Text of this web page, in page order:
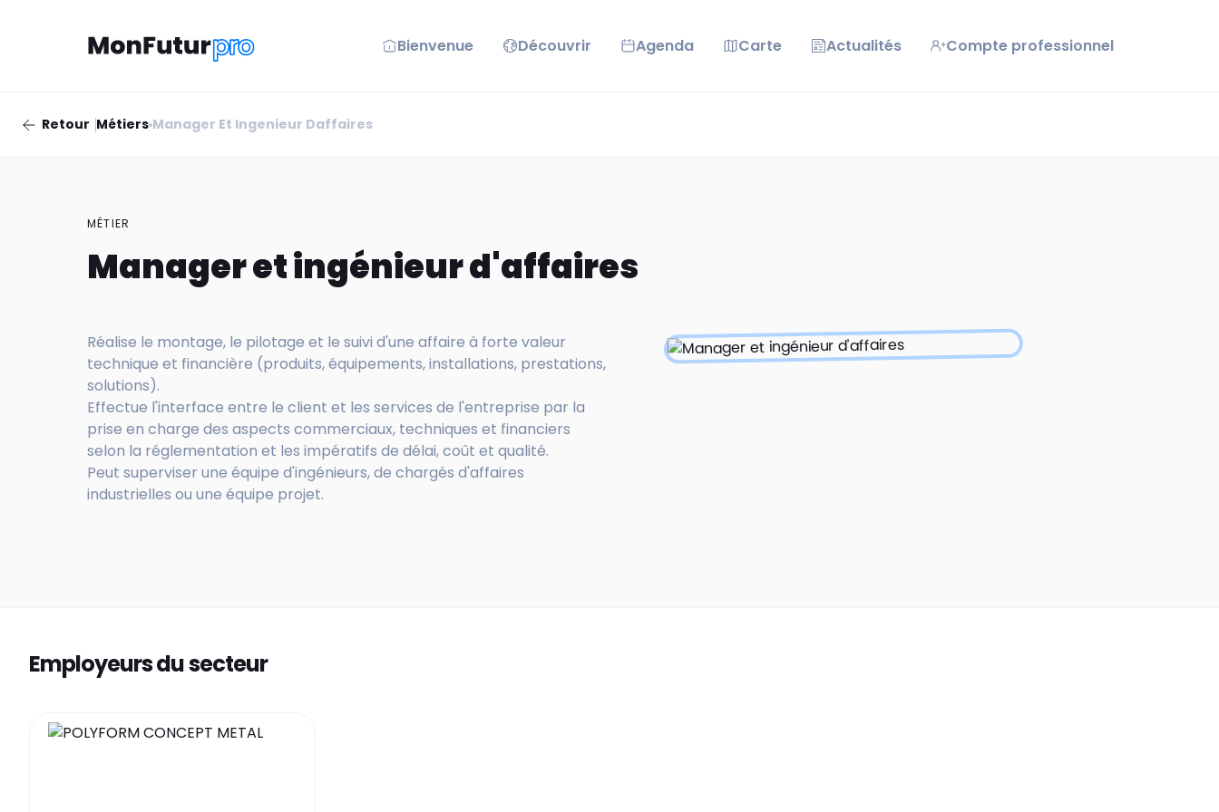
Bienvenue Découvrir Agenda Carte Actualités Compte professionnel
Retour Métiers Manager Et Ingenieur Daffaires
MÉTIER
Manager et ingénieur d'affaires
Réalise le montage, le pilotage et le suivi d'une affaire à forte valeur
technique et financière (produits, équipements, installations, prestations,
solutions).
Effectue l'interface entre le client et les services de l'entreprise par la
prise en charge des aspects commerciaux, techniques et financiers
selon la réglementation et les impératifs de délai, coût et qualité.
Peut superviser une équipe d'ingénieurs, de chargés d'affaires
industrielles ou une équipe projet.
Employeurs du secteur